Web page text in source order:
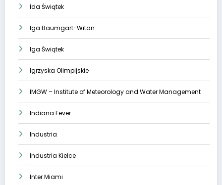
Ida Świątek
Iga Baumgart-Witan
Iga Świątek
Igrzyska Olimpijskie
IMGW – Institute of Meteorology and Water Management
Indiana Fever
Industria
Industria Kielce
Inter Miami